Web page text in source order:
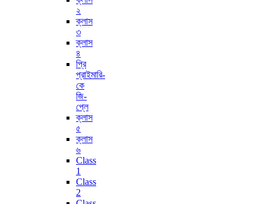
২
ক্লাস
৩
ক্লাস
৪
প্রি
প্রাইমারি-
কে
জি-
প্লে
ক্লাস
৫
ক্লাস
৬
Class
1
Class
2